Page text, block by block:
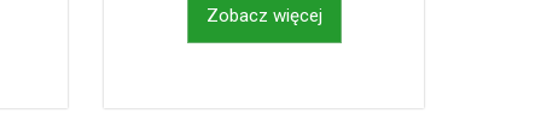
Zobacz więcej